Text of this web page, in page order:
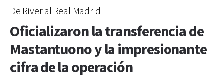
De River al Real Madrid
Oficializaron la transferencia de
Mastantuono y la impresionante
cifra de la operación